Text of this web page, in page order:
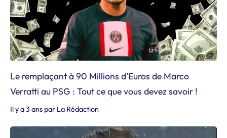
Le remplaçant à 90 Millions d’Euros de Marco
Verratti au PSG : Tout ce que vous devez savoir !
Il y a 3 ans par La Rédaction